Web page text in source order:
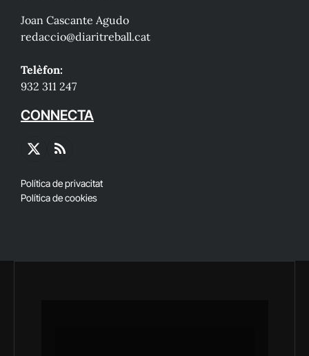
Joan Cascante Agudo
redaccio@diaritreball.cat
Telèfon:
932 311 247
CONNECTA
X
RSS
Política de privacitat
Política de cookies